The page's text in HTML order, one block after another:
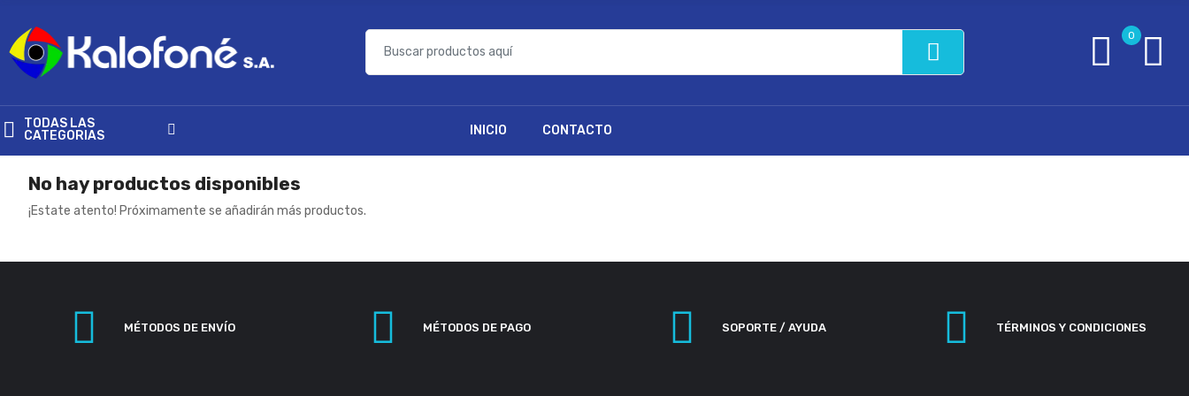
0
TODAS LAS
CATEGORIAS
INICIO CONTACTO
No hay productos disponibles
¡Estate atento! Próximamente se añadirán más productos.
MÉTODOS DE ENVÍO MÉTODOS DE PAGO SOPORTE / AYUDA TÉRMINOS Y CONDICIONES